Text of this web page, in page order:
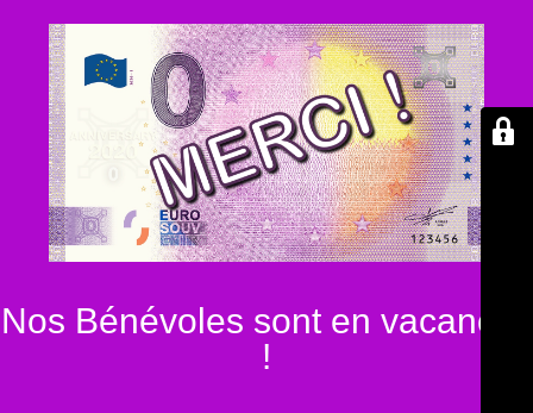
Nos Bénévoles sont en vacances
!